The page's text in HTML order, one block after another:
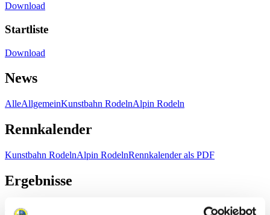
Download
Startliste
Download
News
AlleAllgemeinKunstbahn RodelnAlpin Rodeln
Rennkalender
Kunstbahn RodelnAlpin RodelnRennkalender als PDF
Ergebnisse
Aktuell